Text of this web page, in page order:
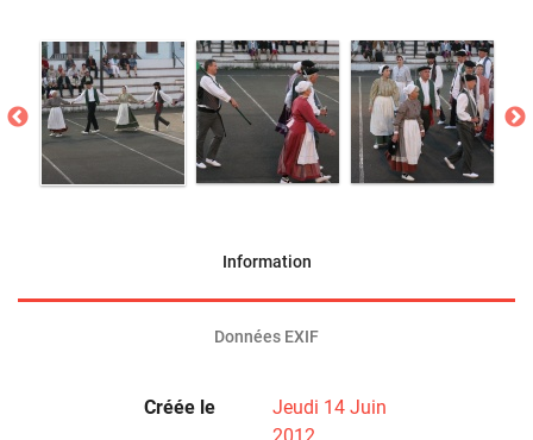
Information
Données EXIF
Créée le
Jeudi 14 Juin
2012